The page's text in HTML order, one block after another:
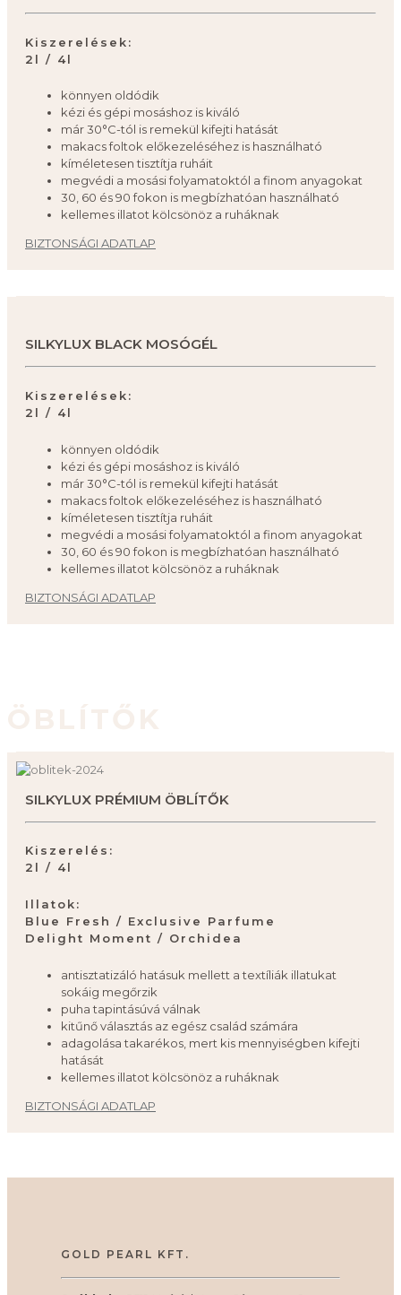
Kiszerelések:
2l / 4l
könnyen oldódik
kézi és gépi mosáshoz is kiváló
már 30°C-tól is remekül kifejti hatását
makacs foltok előkezeléséhez is használható
kíméletesen tisztítja ruháit
megvédi a mosási folyamatoktól a finom anyagokat
30, 60 és 90 fokon is megbízhatóan használható
kellemes illatot kölcsönöz a ruháknak
BIZTONSÁGI ADATLAP
SILKYLUX BLACK MOSÓGÉL
Kiszerelések:
2l / 4l
könnyen oldódik
kézi és gépi mosáshoz is kiváló
már 30°C-tól is remekül kifejti hatását
makacs foltok előkezeléséhez is használható
kíméletesen tisztítja ruháit
megvédi a mosási folyamatoktól a finom anyagokat
30, 60 és 90 fokon is megbízhatóan használható
kellemes illatot kölcsönöz a ruháknak
BIZTONSÁGI ADATLAP
SILKYLUX PRÉMIUM ÖBLÍTŐK
Kiszerelés:
2l / 4l
Illatok:
Blue Fresh / Exclusive Parfume
Delight Moment / Orchidea
antisztatizáló hatásuk mellett a textíliák illatukat
sokáig megőrzik
puha tapintásúvá válnak
kitűnő választás az egész család számára
adagolása takarékos, mert kis mennyiségben kifejti
hatását
kellemes illatot kölcsönöz a ruháknak
BIZTONSÁGI ADATLAP
GOLD PEARL KFT.